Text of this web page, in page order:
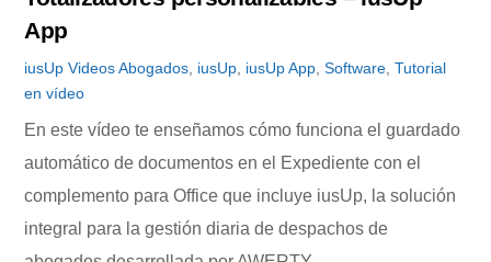
App
iusUp Videos Abogados iusUp iusUp App ,Software ,Tutorial
en vídeo
En este vídeo te enseñamos cómo funciona el guardado
automático de documentos en el Expediente con el
complemento para Office que incluye iusUp, la solución
integral para la gestión diaria de despachos de